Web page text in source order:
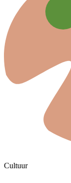
Cultuur